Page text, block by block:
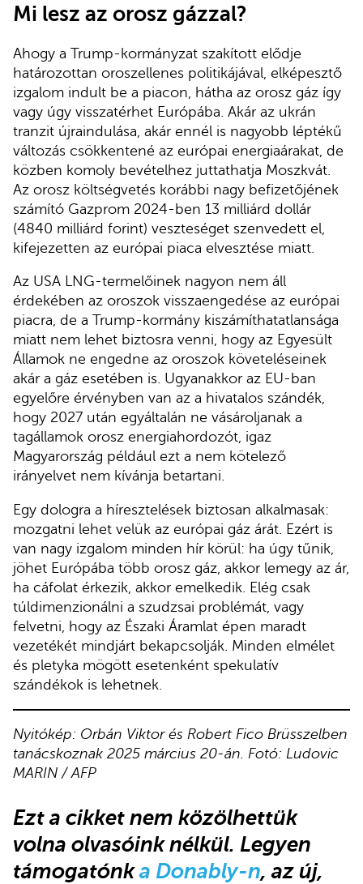
Mi lesz az orosz gázzal?
Ahogy a Trump-kormányzat szakított elődje
határozottan oroszellenes politikájával, elképesztő
izgalom indult be a piacon, hátha az orosz gáz így
vagy úgy visszatérhet Európába. Akár az ukrán
tranzit újraindulása, akár ennél is nagyobb léptékű
változás csökkentené az európai energiaárakat, de
közben komoly bevételhez juttathatja Moszkvát.
Az orosz költségvetés korábbi nagy befizetőjének
számító Gazprom 2024-ben 13 milliárd dollár
(4840 milliárd forint) veszteséget szenvedett el,
kifejezetten az európai piaca elvesztése miatt.
Az USA LNG-termelőinek nagyon nem áll
érdekében az oroszok visszaengedése az európai
piacra, de a Trump-kormány kiszámíthatatlansága
miatt nem lehet biztosra venni, hogy az Egyesült
Államok ne engedne az oroszok követeléseinek
akár a gáz esetében is. Ugyanakkor az EU-ban
egyelőre érvényben van az a hivatalos szándék,
hogy 2027 után egyáltalán ne vásároljanak a
tagállamok orosz energiahordozót, igaz
Magyarország például ezt a nem kötelező
irányelvet nem kívánja betartani.
Egy dologra a híresztelések biztosan alkalmasak:
mozgatni lehet velük az európai gáz árát. Ezért is
van nagy izgalom minden hír körül: ha úgy tűnik,
jöhet Európába több orosz gáz, akkor lemegy az ár,
ha cáfolat érkezik, akkor emelkedik. Elég csak
túldimenzionálni a szudzsai problémát, vagy
felvetni, hogy az Északi Áramlat épen maradt
vezetékét mindjárt bekapcsolják. Minden elmélet
és pletyka mögött esetenként spekulatív
szándékok is lehetnek.
Nyitókép: Orbán Viktor és Robert Fico Brüsszelben
tanácskoznak 2025 március 20-án. Fotó: Ludovic
MARIN / AFP
Ezt a cikket nem közölhettük
volna olvasóink nélkül. Legyen
támogatónka Donably-n, az új,